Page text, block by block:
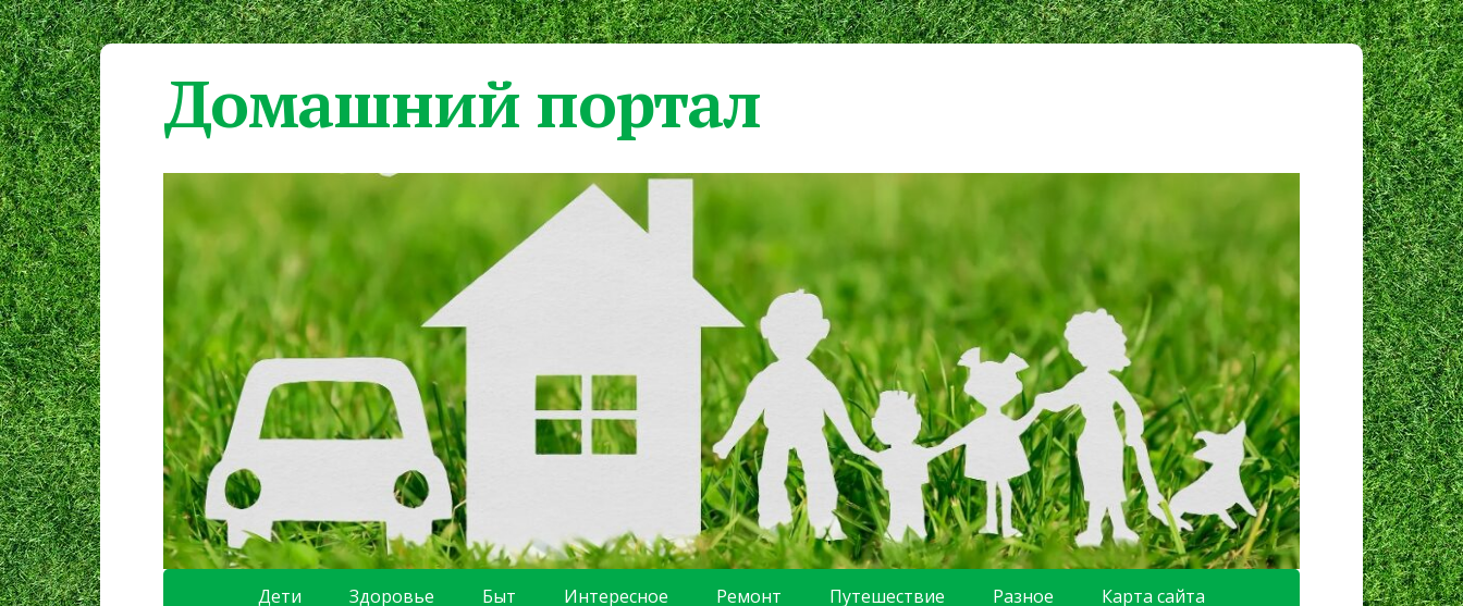
Домашний портал
Дети Здоровье Быт Интересное Ремонт Путешествие Разное Карта сайта